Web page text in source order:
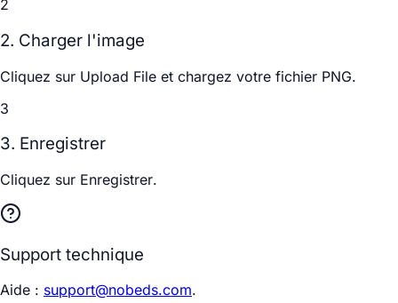
2
2. Charger l'image
Cliquez sur Upload File et chargez votre fichier PNG.
3
3. Enregistrer
Cliquez sur Enregistrer.
Support technique
Aide : support@nobeds.com.